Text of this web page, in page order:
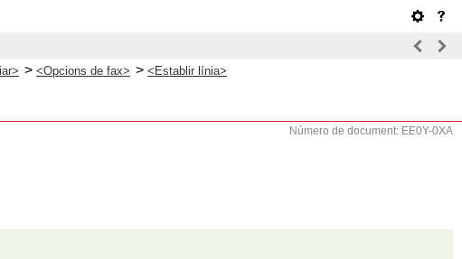
> <Opcions de fax> > <Establir línia>
Número de document: EE0Y-0XA